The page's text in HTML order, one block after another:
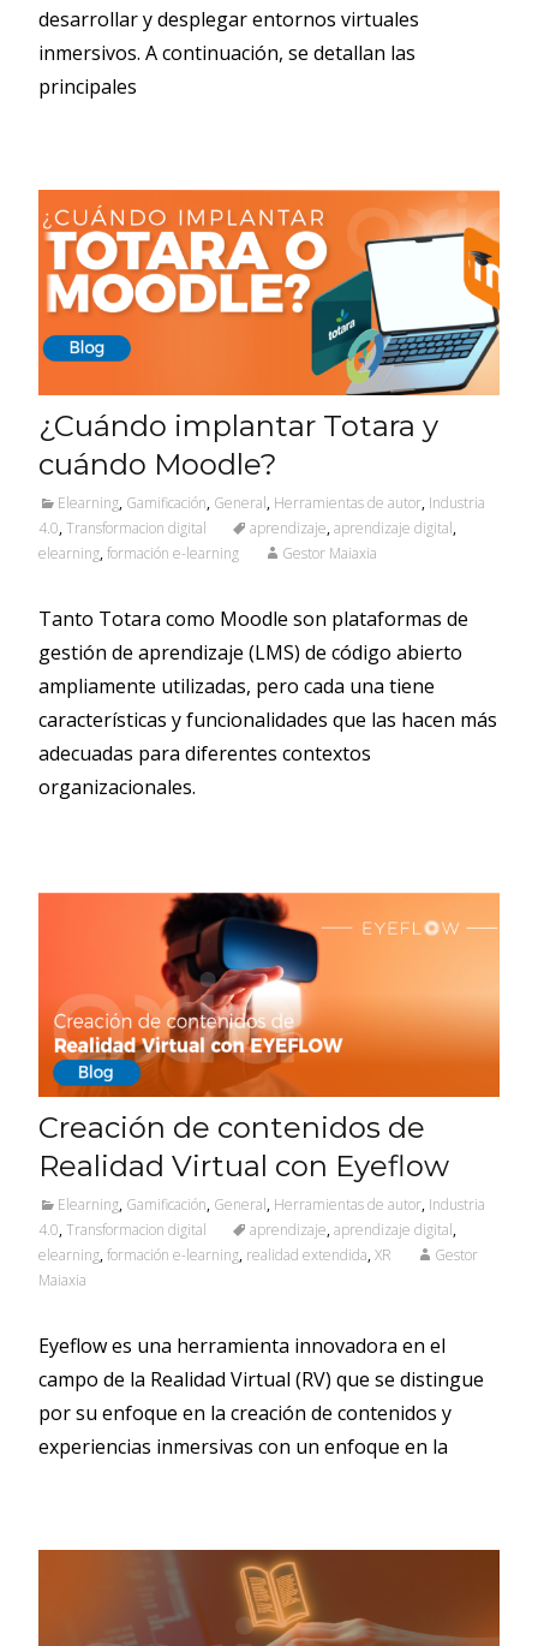
desarrollar y desplegar entornos virtuales
inmersivos. A continuación, se detallan las
principales
¿Cuándo implantar Totara y
cuándo Moodle?
Elearning, Gamificación, General, Herramientas de autor, Industria
4.0,Transformacion digital aprendizaje,aprendizaje digital,
elearning,formación e-learning Gestor Maiaxia
Tanto Totara como Moodle son plataformas de
gestión de aprendizaje (LMS) de código abierto
ampliamente utilizadas, pero cada una tiene
características y funcionalidades que las hacen más
adecuadas para diferentes contextos
organizacionales.
Creación de contenidos de
Realidad Virtual con Eyeflow
Elearning, Gamificación, General, Herramientas de autor, Industria
4.0,Transformacion digital aprendizaje,aprendizaje digital,
elearning,formación e-learning, realidad extendida,XR
Gestor
Maiaxia
Eyeflow es una herramienta innovadora en el
campo de la Realidad Virtual (RV) que se distingue
por su enfoque en la creación de contenidos y
experiencias inmersivas con un enfoque en la